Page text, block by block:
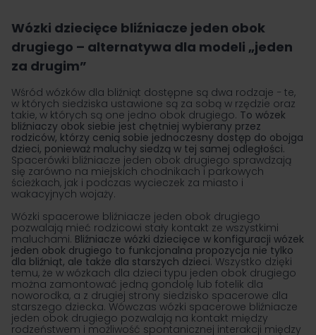
Wózki dziecięce bliźniacze jeden obok
drugiego – alternatywa dla modeli „jeden
za drugim”
Wśród wózków dla bliźniąt dostępne są dwa rodzaje − te,
w których siedziska ustawione są za sobą w rzędzie oraz
takie, w których są one jedno obok drugiego. To wózek
bliźniaczy obok siebie jest chętniej wybierany przez
rodziców, którzy cenią sobie jednoczesny dostęp do obojga
dzieci, ponieważ maluchy siedzą w tej samej odległości.
Spacerówki bliźniacze jeden obok drugiego sprawdzają
się zarówno na miejskich chodnikach i parkowych
ścieżkach, jak i podczas wycieczek za miasto i
wakacyjnych wojaży.
Wózki spacerowe bliźniacze jeden obok drugiego
pozwalają mieć rodzicowi stały kontakt ze wszystkimi
maluchami. Bliźniacze wózki dziecięce w konfiguracji wózek
jeden obok drugiego to funkcjonalna propozycja nie tylko
dla bliźniąt, ale także dla starszych dzieci. Wszystko dzięki
temu, że w wózkach dla dzieci typu jeden obok drugiego
można zamontować jedną gondolę lub fotelik dla
noworodka, a z drugiej strony siedzisko spacerowe dla
starszego dziecka. Wówczas wózki spacerowe bliźniacze
jeden obok drugiego pozwalają na kontakt między
rodzeństwem i możliwość spontanicznej interakcji między